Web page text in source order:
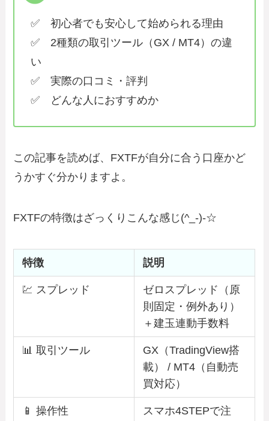
✅ 初心者でも安心して始められる理由
✅ 2種類の取引ツール（GX / MT4）の違
い
✅ 実際の口コミ・評判
✅ どんな人におすすめか
この記事を読めば、FXTFが自分に合う口座かど
うかすぐ分かりますよ。
FXTFの特徴はざっくりこんな感じ(^_-)-☆
特徴 説明
💹 スプレッド
ゼロスプレッド（原
則固定・例外あり）
＋建玉連動手数料
📊 取引ツール
GX（TradingView搭
載） / MT4（自動売
買対応）
📱 操作性
スマホ4STEPで注